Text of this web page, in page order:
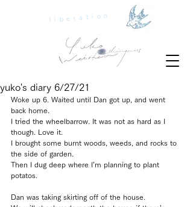
liberation
yuko's diary 6/27/21
Woke up 6. Waited until Dan got up, and went
back home.
I tried the wheelbarrow. It was not as hard as I
though. Love it.
I brought some burnt woods, weeds, and rocks to
the side of garden.
Then I dug deep where I’m planning to plant
potatos.
Dan was taking skirting off of the house.